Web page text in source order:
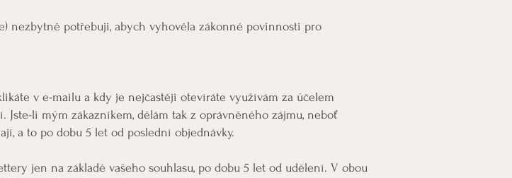
nezbytně potřebuji, abych vyhověla zákonné povinnosti pro
v e-mailu a kdy je nejčastěji otevíráte využívám za účelem
li mým zákazníkem, dělám tak z oprávněného zájmu, neboť
a to po dobu 5 let od poslední objednávky.
jen na základě vašeho souhlasu, po dobu 5 let od udělení. V obou